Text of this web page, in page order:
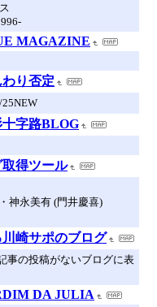
MAGAZINE
り否定
十字路BLOG
取得ツール
神永美有 (門井慶喜)
川崎サポのブログ
事の投稿がないブログに表
DA JULIA